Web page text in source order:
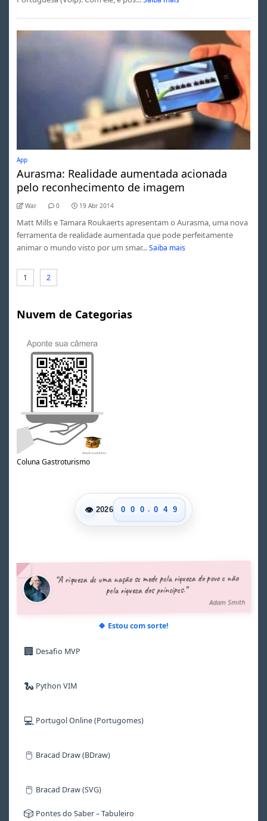
App
Aurasma: Realidade aumentada acionada
pelo reconhecimento de imagem
War 0 19 Abr 2014
Matt Mills e Tamara Roukaerts apresentam o Aurasma, uma nova
ferramenta de realidade aumentada que pode perfeitamente
animar o mundo visto por um smar... Saiba mais
1 2
Nuvem de Categorias
Coluna Gastroturismo
👁 2026
0
1
6
7
0
1
6
7
0
1
6
7
. 0
1
6
7
3
4
5
8
9
“A riqueza de uma nação se mede pela riqueza do povo e não
pela riqueza dos príncipes.”
Adam Smith
🍀 Estou com sorte!
🏢 Desafio MVP
🐍 Python VIM
💻 Portugol Online (Portugomes)
🖱️ Bracad Draw (BDraw)
🖱️ Bracad Draw (SVG)
🎲 Pontes do Saber – Tabuleiro